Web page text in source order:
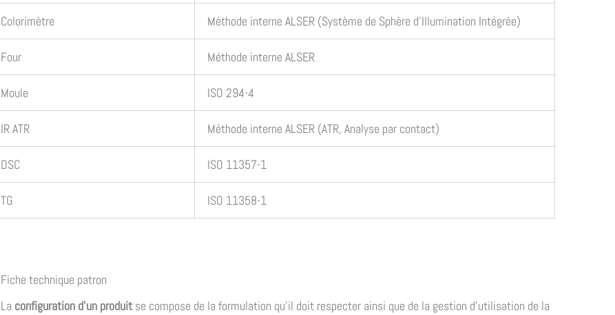
Colorimètre Méthode interne ALSER (Système de Sphère d’Illumination Intégrée)
Four Méthode interne ALSER
Moule ISO 294-4
IR ATR Méthode interne ALSER (ATR, Analyse par contact)
DSC ISO 11357-1
TG ISO 11358-1
Fiche technique patron
La configuration d’un produit se compose de la formulation qu’il doit respecter ainsi que de la gestion d’utilisation de la